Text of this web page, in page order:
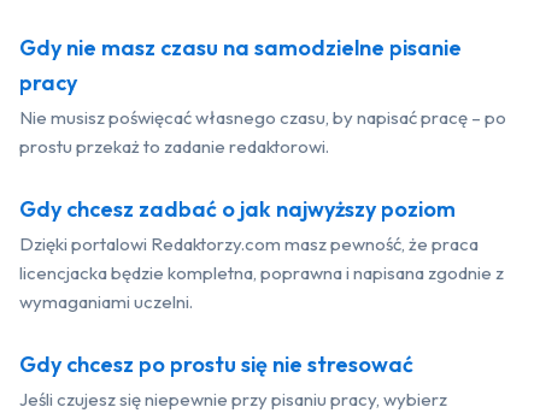
Gdy nie masz czasu na samodzielne pisanie
pracy
Nie musisz poświęcać własnego czasu, by napisać pracę – po
prostu przekaż to zadanie redaktorowi.
Gdy chcesz zadbać o jak najwyższy poziom
Dzięki portalowi Redaktorzy.com masz pewność, że praca
licencjacka będzie kompletna, poprawna i napisana zgodnie z
wymaganiami uczelni.
Gdy chcesz po prostu się nie stresować
Jeśli czujesz się niepewnie przy pisaniu pracy, wybierz